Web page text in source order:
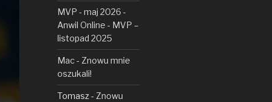
MVP - maj 2026 -
Anwil Online - MVP –
listopad 2025
Mac - Znowu mnie
oszukali!
Tomasz- Znowu